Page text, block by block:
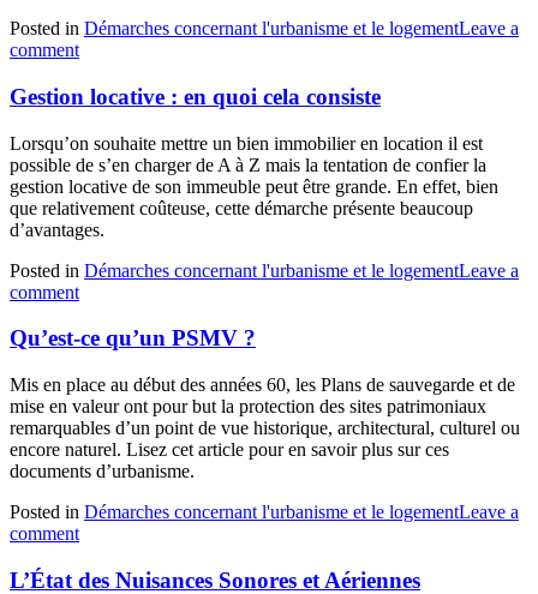
Posted in Démarches concernant l'urbanisme et le logementLeave a
comment
Gestion locative : en quoi cela consiste
Lorsqu’on souhaite mettre un bien immobilier en location il est
possible de s’en charger de A à Z mais la tentation de confier la
gestion locative de son immeuble peut être grande. En effet, bien
que relativement coûteuse, cette démarche présente beaucoup
d’avantages.
Posted in Démarches concernant l'urbanisme et le logementLeave a
comment
Qu’est-ce qu’un PSMV ?
Mis en place au début des années 60, les Plans de sauvegarde et de
mise en valeur ont pour but la protection des sites patrimoniaux
remarquables d’un point de vue historique, architectural, culturel ou
encore naturel. Lisez cet article pour en savoir plus sur ces
documents d’urbanisme.
Posted in Démarches concernant l'urbanisme et le logementLeave a
comment
L’État des Nuisances Sonores et Aériennes